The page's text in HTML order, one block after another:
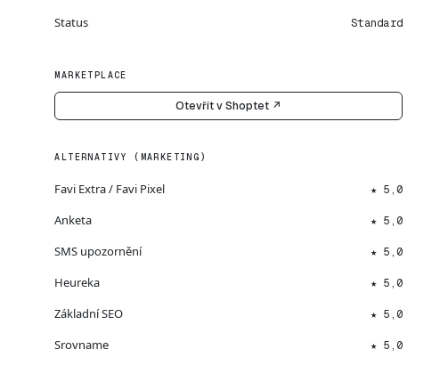
Status Standard
MARKETPLACE
Otevřít v Shoptet ↗
ALTERNATIVY (MARKETING)
Favi Extra / Favi Pixel ★ 5,0
Anketa ★ 5,0
SMS upozornění ★ 5,0
Heureka ★ 5,0
Základní SEO ★ 5,0
Srovname ★ 5,0